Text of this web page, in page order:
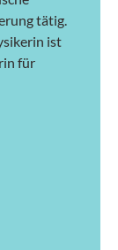
tätig.
ist
für